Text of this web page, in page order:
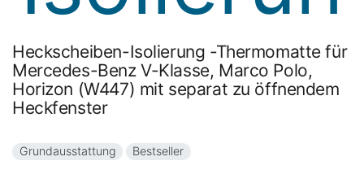
Heckscheiben-Isolierung -Thermomatte für
Mercedes-Benz V-Klasse, Marco Polo,
Horizon (W447) mit separat zu öffnendem
Heckfenster
Grundausstattung Bestseller